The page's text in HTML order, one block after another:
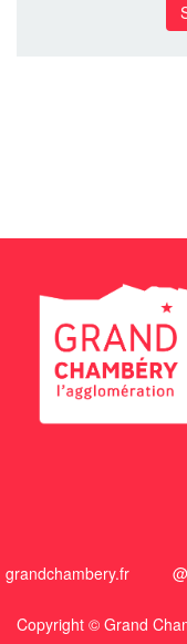
grandchambery.fr
Copyright © Grand